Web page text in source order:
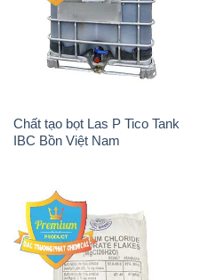
Chất tạo bọt Las P Tico Tank
IBC Bồn Việt Nam